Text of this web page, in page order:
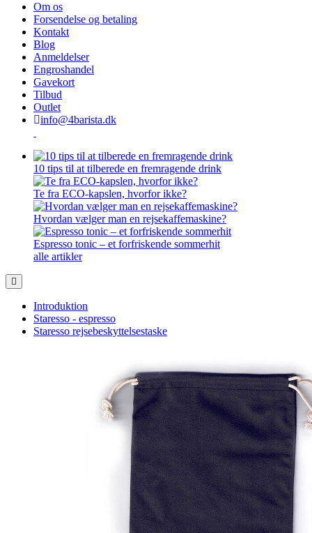
Om os
Forsendelse og betaling
Kontakt
Blog
Anmeldelser
Engroshandel
Gavekort
Tilbud
Outlet
info@4barista.dk
10 tips til at tilberede en fremragende drink
Te fra ECO-kapslen, hvorfor ikke?
Hvordan vælger man en rejsekaffemaskine?
Espresso tonic – et forfriskende sommerhit
alle artikler
Introduktion
Staresso - espresso
Staresso rejsebeskyttelsestaske